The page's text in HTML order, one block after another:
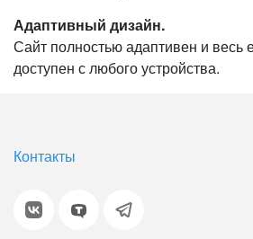
Адаптивный дизайн.
Сайт полностью адаптивен и весь
доступен с любого устройства.
Контакты